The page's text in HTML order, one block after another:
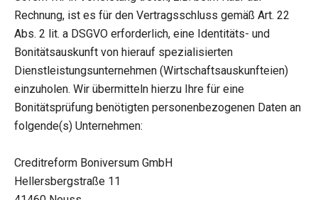
Rechnung, ist es für den Vertragsschluss gemäß Art. 22
Abs. 2 lit. a DSGVO erforderlich, eine Identitäts- und
Bonitätsauskunft von hierauf spezialisierten
Dienstleistungsunternehmen (Wirtschaftsauskunfteien)
einzuholen. Wir übermitteln hierzu Ihre für eine
Bonitätsprüfung benötigten personenbezogenen Daten an
folgende(s) Unternehmen:
Creditreform Boniversum GmbH
Hellersbergstraße 11